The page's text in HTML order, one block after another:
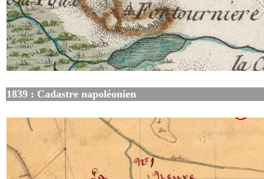
1839 : Cadastre napoléonien